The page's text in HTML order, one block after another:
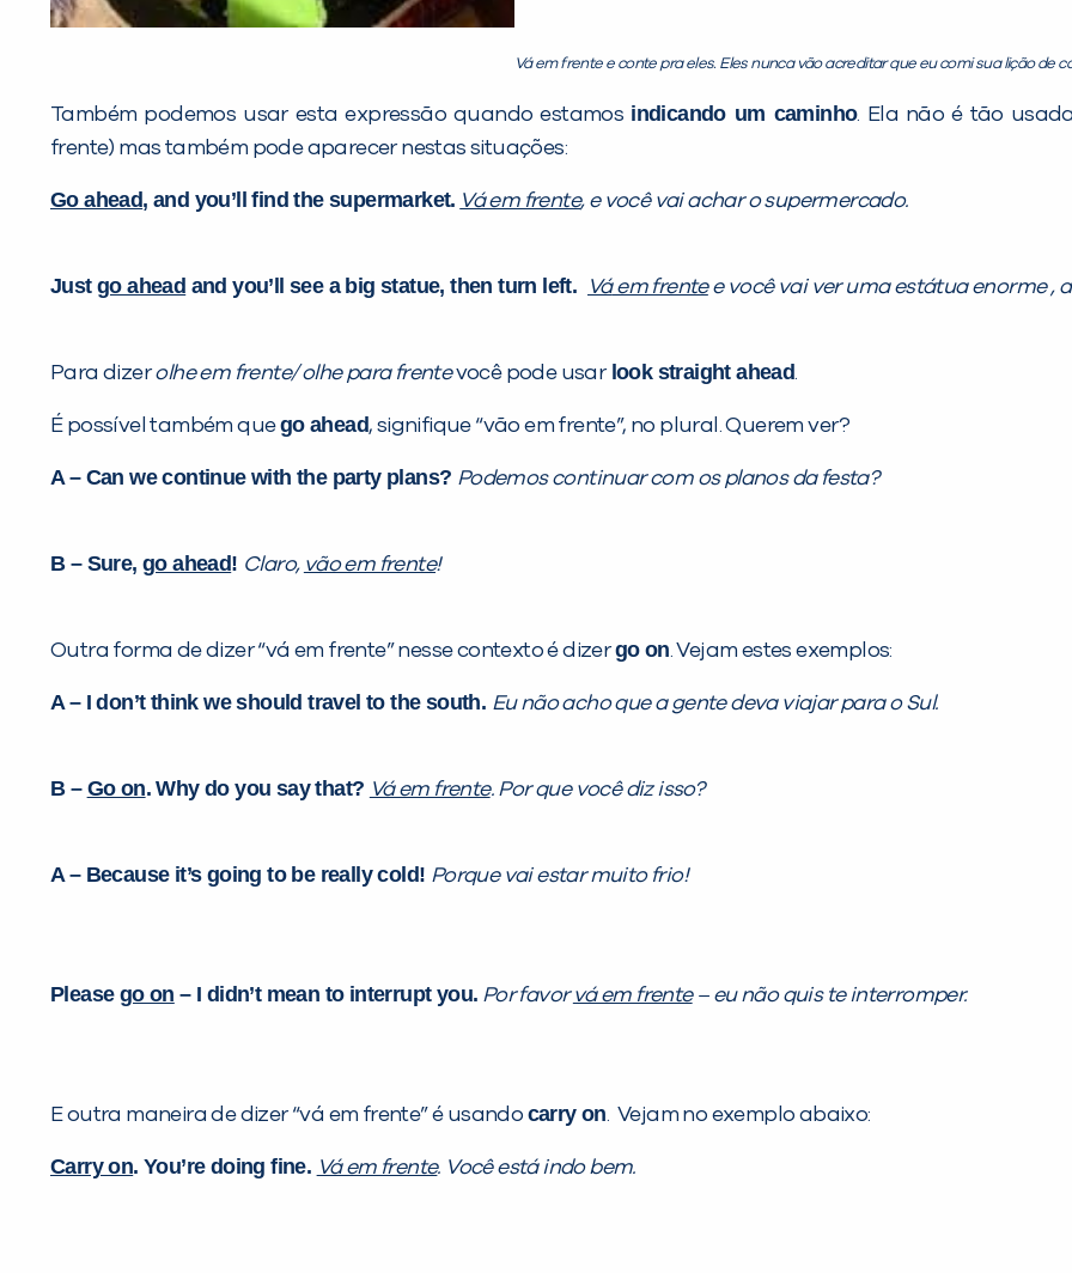
Vá em frente e conte pra eles. Eles nunca vão acreditar que eu comi sua lição de
Também podemos usar esta expressão quando estamos indicando um caminho. Ela não é tão
frente) mas também pode aparecer nestas situações:
Go ahead, and you’ll find the supermarket. Vá em frente, e você vai achar o supermercado.
Just go ahead and you’ll see a big statue, then turn left. Váem frentee você vai ver uma estátua enorme,
Para dizerolhe em frente/ olhe para frentevocê pode usarlook straight ahead.
É possível também quego ahead, signifique “vão em frente”, no plural. Querem ver?
A – Can we continue with the party plans? Podemos continuar com os planos da festa?
B – Sure,go ahead! Claro, vão em frente!
Outra forma de dizer “vá em frente” nesse contexto é dizergo on. Vejam estes exemplos:
A – I don’t think we should travel to the south. Eu não acho que a gente deva viajar para o Sul.
B – Go on. Why do you say that? Vá em frente. Por que você diz isso?
A – Because it’s going to be really cold! Porque vai estar muito frio!
Please go on – I didn’t mean to interrupt you. Por favorvá em frente– eu não quis te interromper.
E outra maneira de dizer “vá em frente” é usando carry on. Vejam no exemplo abaixo:
Carry on. You’re doing fine. Vá em frente. Você está indo bem.